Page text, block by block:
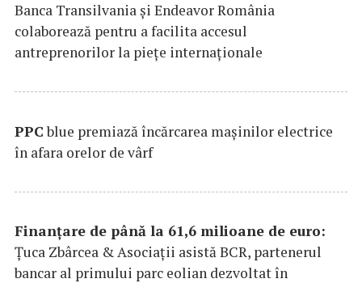
Banca Transilvania şi Endeavor România
colaborează pentru a facilita accesul
antreprenorilor la pieţe internaţionale
PPCblue premiază încărcarea maşinilor electrice
în afara orelor de vârf
Finanțare de până la 61,6 milioane de euro:
Țuca Zbârcea & Asociații asistă BCR, partenerul
bancar al primului parc eolian dezvoltat în